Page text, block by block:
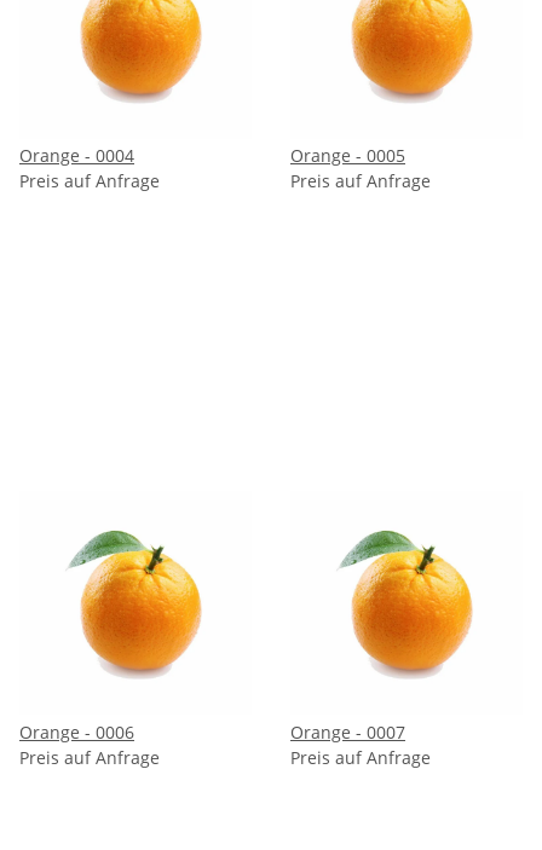
Orange - 0004
Preis auf Anfrage
Orange - 0005
Preis auf Anfrage
Orange - 0006
Preis auf Anfrage
Orange - 0007
Preis auf Anfrage